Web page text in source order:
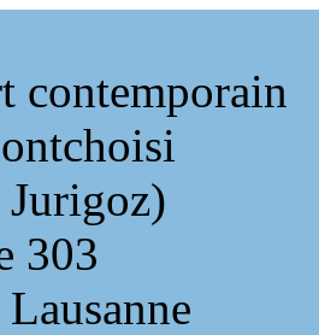
contemporain
Jurigoz)
303